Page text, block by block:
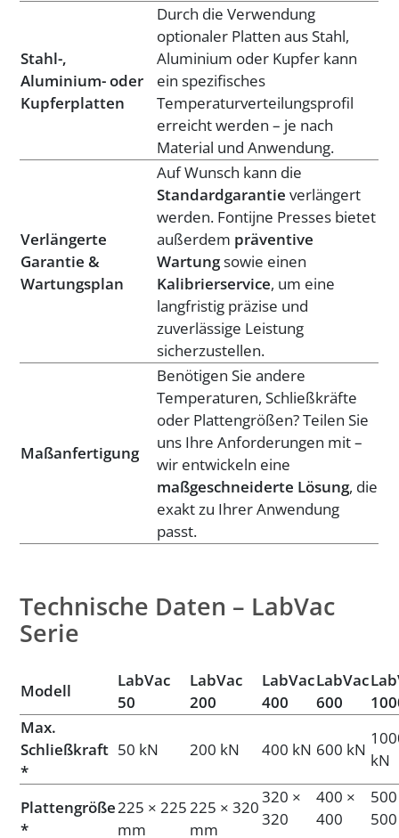
Stahl-,
Aluminium- oder
Kupferplatten
Durch die Verwendung
optionaler Platten aus Stahl,
Aluminium oder Kupfer kann
ein spezifisches
Temperaturverteilungsprofil
erreicht werden – je nach
Material und Anwendung.
Verlängerte
Garantie &
Wartungsplan
Auf Wunsch kann die
Standardgarantie verlängert
werden. Fontijne Presses bietet
außerdem präventive
Wartungsowie einen
Kalibrierservice, um eine
langfristig präzise und
zuverlässige Leistung
sicherzustellen.
Maßanfertigung
Benötigen Sie andere
Temperaturen, Schließkräfte
oder Plattengrößen? Teilen Sie
uns Ihre Anforderungen mit –
wir entwickeln eine
maßgeschneiderte Lösung, die
exakt zu Ihrer Anwendung
passt.
Technische Daten – LabVac
Serie
Modell
LabVac
50
LabVac
200
LabVac
400
LabVac
600
Max.
Schließkraft
*
50 kN 200 kN 400 kN 600 kN kN
Plattengröße
*
225 × 225
mm
225 × 320
mm
320 ×
320
400 ×
400
500